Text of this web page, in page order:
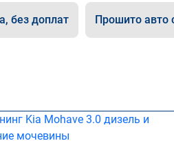
без доплат Прошито авто